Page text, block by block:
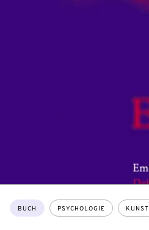
Themen:
BUCH PSYCHOLOGIE KUNST